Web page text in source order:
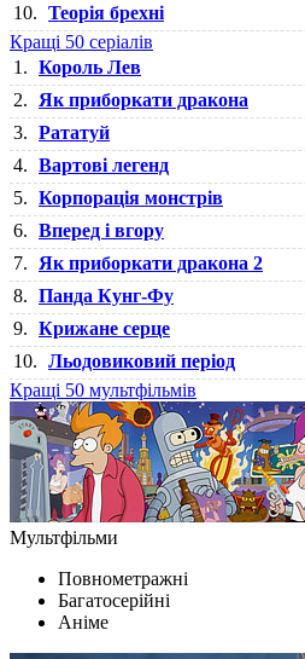
10. Теорія брехні
Кращі 50 серіалів
1. Король Лев
2.
Як приборкати дракона
3. Рататуй
4. Вартові легенд
5. Корпорація монстрів
6. Вперед і вгору
7.
Як приборкати дракона 2
8. Панда Кунг-Фу
9. Крижане серце
10. Льодовиковий період
Кращі 50 мультфільмів
Мультфільми
Повнометражні
Багатосерійні
Аніме